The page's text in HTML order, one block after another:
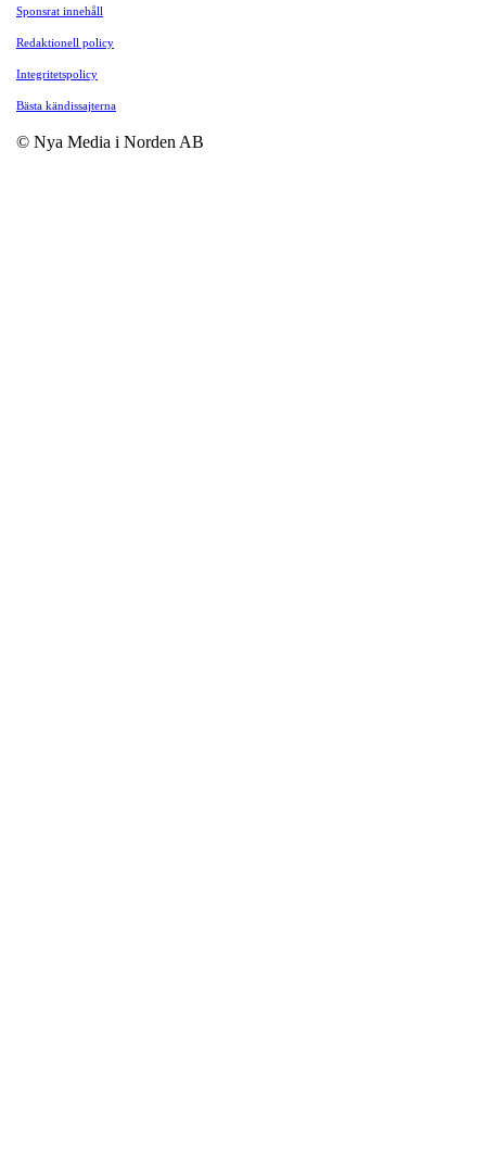
Sponsrat innehåll
Redaktionell policy
Integritetspolicy
Bästa kändissajterna
© Nya Media i Norden AB